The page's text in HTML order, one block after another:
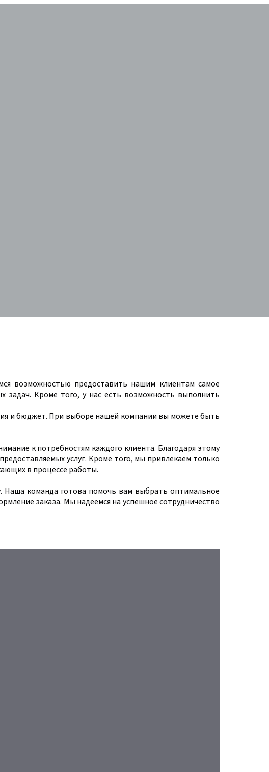
возможностью предоставить нашим клиентам самое
задач. Кроме того, у нас есть возможность выполнить
и бюджет. При выборе нашей компании вы можете быть
к потребностям каждого клиента. Благодаря этому
услуг. Кроме того, мы привлекаем только
в процессе работы.
Наша команда готова помочь вам выбрать оптимальное
заказа. Мы надеемся на успешное сотрудничество